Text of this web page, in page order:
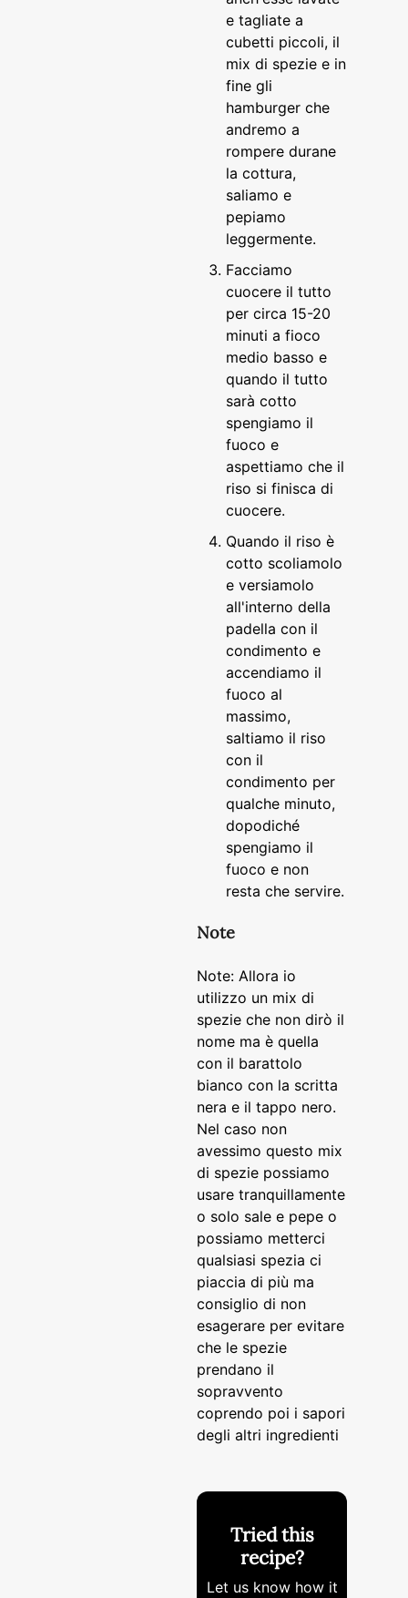
e tagliate a
cubetti piccoli, il
mix di spezie e in
fine gli
hamburger che
andremo a
rompere durane
la cottura,
saliamo e
pepiamo
leggermente.
Facciamo
cuocere il tutto
per circa 15-20
minuti a fioco
medio basso e
quando il tutto
sarà cotto
spengiamo il
fuoco e
aspettiamo che il
riso si finisca di
cuocere.
Quando il riso è
cotto scoliamolo
e versiamolo
all'interno della
padella con il
condimento e
accendiamo il
fuoco al
massimo,
saltiamo il riso
con il
condimento per
qualche minuto,
dopodiché
spengiamo il
fuoco e non
resta che servire.
Note
Note: Allora io
utilizzo un mix di
spezie che non dirò il
nome ma è quella
con il barattolo
bianco con la scritta
nera e il tappo nero.
Nel caso non
avessimo questo mix
di spezie possiamo
usare tranquillamente
o solo sale e pepe o
possiamo metterci
qualsiasi spezia ci
piaccia di più ma
consiglio di non
esagerare per evitare
che le spezie
prendano il
sopravvento
coprendo poi i sapori
degli altri ingredienti
Tried this
recipe?
Let us knowhow it